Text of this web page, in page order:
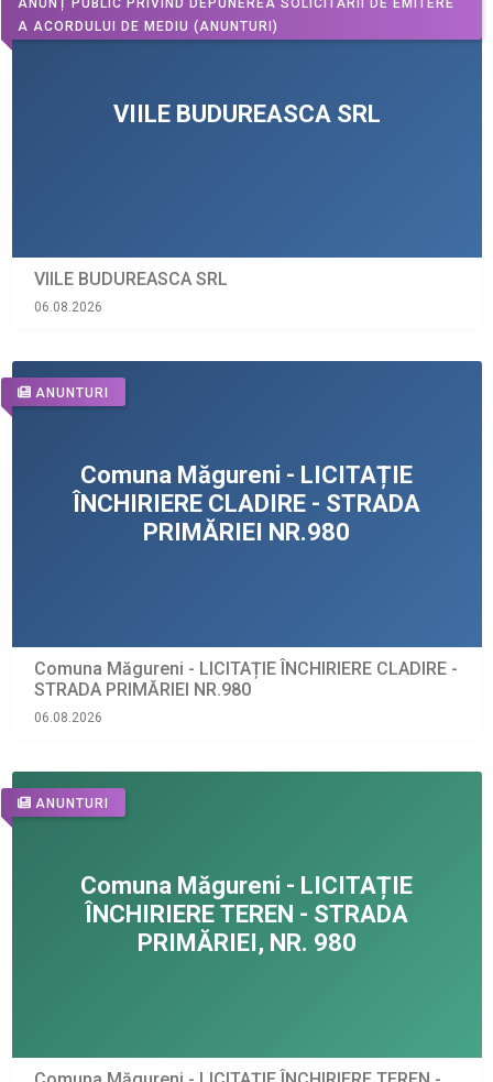
ANUNȚ PUBLIC PRIVIND DEPUNEREA SOLICITĂRII DE EMITERE
A ACORDULUI DE MEDIU (ANUNTURI)
VIILE BUDUREASCA SRL
06.08.2026
ANUNTURI
Comuna Măgureni - LICITAȚIE ÎNCHIRIERE CLADIRE -
STRADA PRIMĂRIEI NR.980
06.08.2026
ANUNTURI